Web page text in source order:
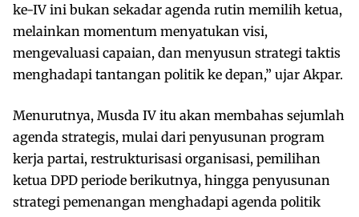
ke-IV ini bukan sekadar agenda rutin memilih ketua,
melainkan momentum menyatukan visi,
mengevaluasi capaian, dan menyusun strategi taktis
menghadapi tantangan politik ke depan,” ujar Akpar.
Menurutnya, Musda IV itu akan membahas sejumlah
agenda strategis, mulai dari penyusunan program
kerja partai, restrukturisasi organisasi, pemilihan
ketua DPD periode berikutnya, hingga penyusunan
strategi pemenangan menghadapi agenda politik